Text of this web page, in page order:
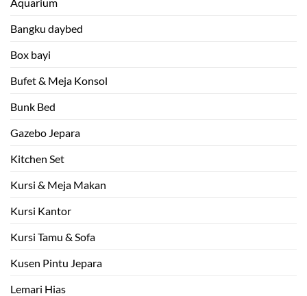
Bangku daybed
Box bayi
Bufet & Meja Konsol
Bunk Bed
Gazebo Jepara
Kitchen Set
Kursi & Meja Makan
Kursi Kantor
Kursi Tamu & Sofa
Kusen Pintu Jepara
Lemari Hias